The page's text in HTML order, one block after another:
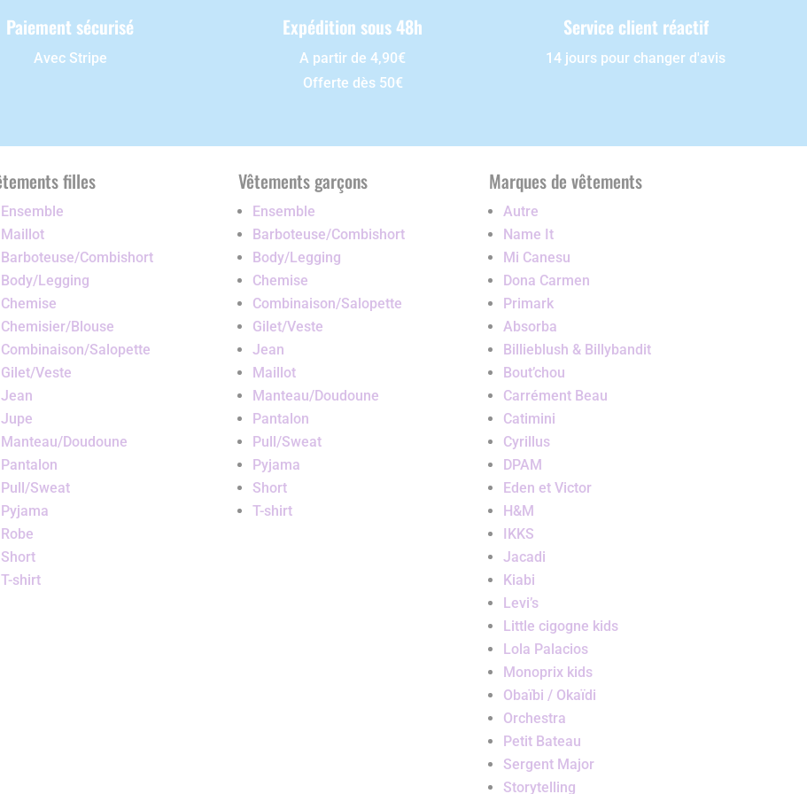
Paiement sécurisé
Avec Stripe
Expédition sous 48h
A partir de 4,90€
Offerte dès 50€
Service client réactif
14 jours pour changer d'avis
filles
Ensemble
Maillot
Barboteuse/Combishort
Body/Legging
Chemise
Chemisier/Blouse
Combinaison/Salopette
Gilet/Veste
Jean
Jupe
Manteau/Doudoune
Pantalon
Pull/Sweat
Pyjama
Robe
Short
T-shirt
Vêtements garçons
Ensemble
Barboteuse/Combishort
Body/Legging
Chemise
Combinaison/Salopette
Gilet/Veste
Jean
Maillot
Manteau/Doudoune
Pantalon
Pull/Sweat
Pyjama
Short
T-shirt
Marques de vêtements
Autre
Name It
Mi Canesu
Dona Carmen
Primark
Absorba
Billieblush & Billybandit
Bout’chou
Carrément Beau
Catimini
Cyrillus
DPAM
Eden et Victor
H&M
IKKS
Jacadi
Kiabi
Levi’s
Little cigogne kids
Lola Palacios
Monoprix kids
Obaïbi / Okaïdi
Orchestra
Petit Bateau
Sergent Major
Storytelling